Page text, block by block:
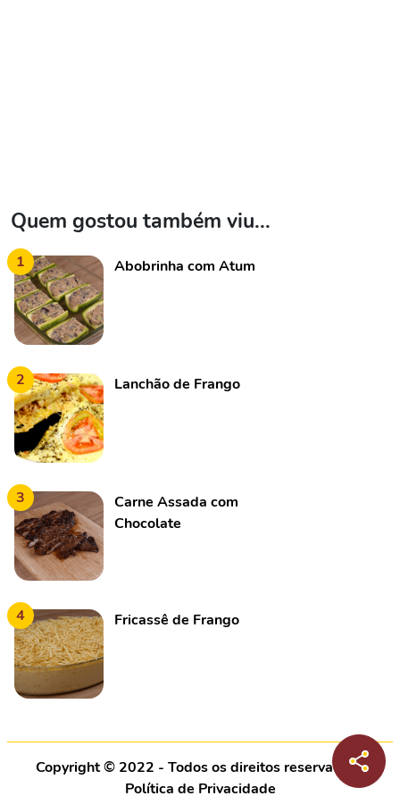
Quem gostou também viu...
1 Abobrinha com Atum
2 Lanchão de Frango
3
Carne Assada com
Chocolate
4 Fricassê de Frango
Copyright © 2022 - Todos os direitos reservados |
Política de Privacidade